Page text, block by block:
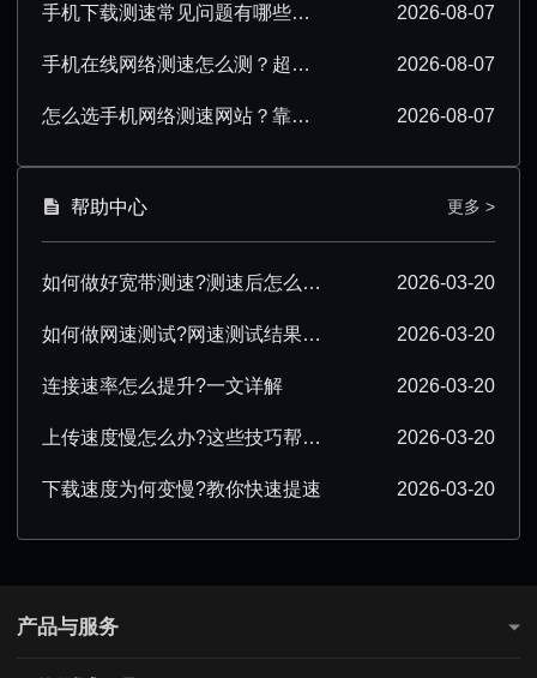
手机下载测速常见问题有哪些？一文解答所有疑惑 2026-08-07
手机在线网络测速怎么测？超实用操作技巧分享 2026-08-07
怎么选手机网络测速网站？靠谱平台挑选指南 2026-08-07
帮助中心 更多 >
如何做好宽带测速?测速后怎么优化? 2026-03-20
如何做网速测试?网速测试结果怎么解读? 2026-03-20
连接速率怎么提升?一文详解 2026-03-20
上传速度慢怎么办?这些技巧帮你提速 2026-03-20
下载速度为何变慢?教你快速提速 2026-03-20
产品与服务